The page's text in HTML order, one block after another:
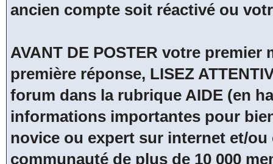
ancien compte soit réactivé ou
AVANT DE POSTER votre
première réponse, LISEZ
forum dans la rubrique AIDE (en
informations importantes pour
novice ou expert sur internet et/
communauté de plus de 10 000